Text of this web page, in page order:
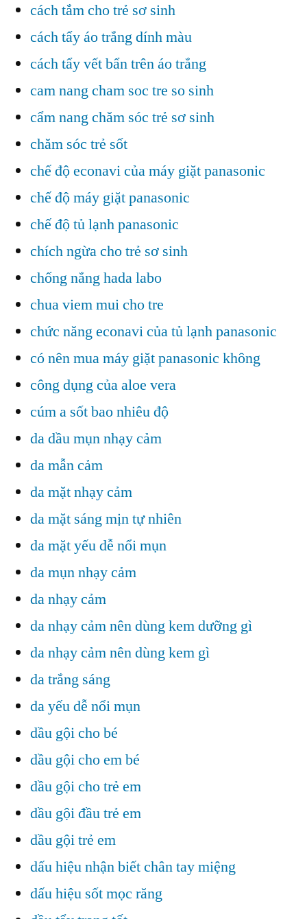
cách tắm cho trẻ sơ sinh
cách tẩy áo trắng dính màu
cách tẩy vết bẩn trên áo trắng
cam nang cham soc tre so sinh
cẩm nang chăm sóc trẻ sơ sinh
chăm sóc trẻ sốt
chế độ econavi của máy giặt panasonic
chế độ máy giặt panasonic
chế độ tủ lạnh panasonic
chích ngừa cho trẻ sơ sinh
chống nắng hada labo
chua viem mui cho tre
chức năng econavi của tủ lạnh panasonic
có nên mua máy giặt panasonic không
công dụng của aloe vera
cúm a sốt bao nhiêu độ
da dầu mụn nhạy cảm
da mẫn cảm
da mặt nhạy cảm
da mặt sáng mịn tự nhiên
da mặt yếu dễ nổi mụn
da mụn nhạy cảm
da nhạy cảm
da nhạy cảm nên dùng kem dưỡng gì
da nhạy cảm nên dùng kem gì
da trắng sáng
da yếu dễ nổi mụn
dầu gội cho bé
dầu gội cho em bé
dầu gội cho trẻ em
dầu gội đầu trẻ em
dầu gội trẻ em
dấu hiệu nhận biết chân tay miệng
dấu hiệu sốt mọc răng